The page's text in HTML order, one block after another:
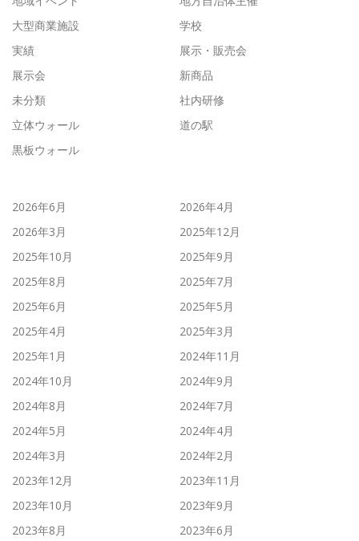
大型商業施設
学校
実績
展示・販売会
展示会
新商品
未分類
社内研修
立体ウォール
道の駅
黒板ウォール
2026年6月
2026年4月
2026年3月
2025年12月
2025年10月
2025年9月
2025年8月
2025年7月
2025年6月
2025年5月
2025年4月
2025年3月
2025年1月
2024年11月
2024年10月
2024年9月
2024年8月
2024年7月
2024年5月
2024年4月
2024年3月
2024年2月
2023年12月
2023年11月
2023年10月
2023年9月
2023年8月
2023年6月